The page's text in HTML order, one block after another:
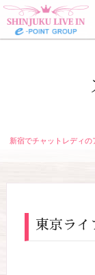
新宿でチャットレディの
東京ライ